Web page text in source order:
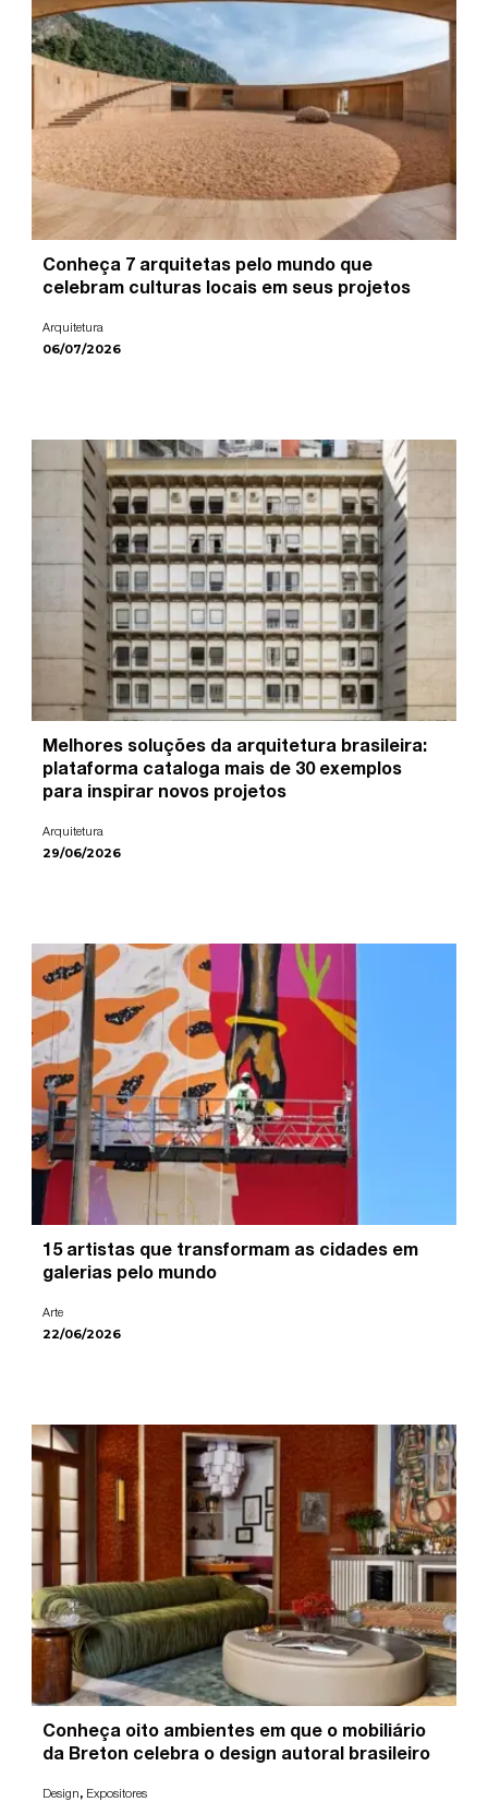
Conheça 7 arquitetas pelo mundo que
celebram culturas locais em seus projetos
Arquitetura
06/07/2026
Melhores soluções da arquitetura brasileira:
plataforma cataloga mais de 30 exemplos
para inspirar novos projetos
Arquitetura
29/06/2026
15 artistas que transformam as cidades em
galerias pelo mundo
Arte
22/06/2026
Conheça oito ambientes em que o mobiliário
da Breton celebra o design autoral brasileiro
Design, Expositores